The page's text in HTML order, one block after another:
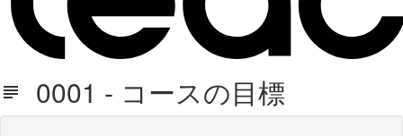
0001 - コースの目標